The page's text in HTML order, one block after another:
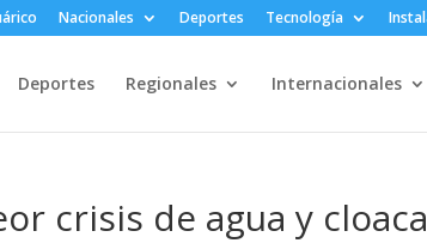
Nacionales Deportes Tecnología
Deportes Regionales Internacionales
crisis de agua y